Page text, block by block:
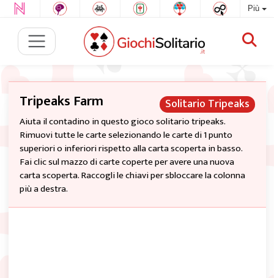
Più
Solitario Tripeaks
Tripeaks Farm
Aiuta il contadino in questo gioco solitario tripeaks.
Rimuovi tutte le carte selezionando le carte di 1 punto
superiori o inferiori rispetto alla carta scoperta in basso.
Fai clic sul mazzo di carte coperte per avere una nuova
carta scoperta. Raccogli le chiavi per sbloccare la colonna
più a destra.